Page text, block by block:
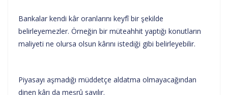
Bankalar kendi kâr oranlarını keyfî bir şekilde
belirleyemezler. Örneğin bir müteahhit yaptığı konutların
maliyeti ne olursa olsun kârını istediği gibi belirleyebilir.
Piyasayı aşmadığı müddetçe aldatma olmayacağından
dinen kârı da meşrû sayılır.